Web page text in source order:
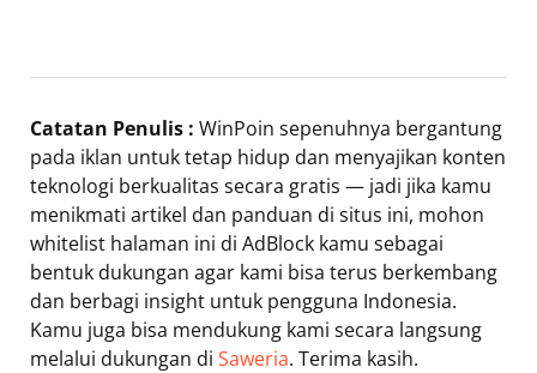
Catatan Penulis : WinPoin sepenuhnya bergantung
pada iklan untuk tetap hidup dan menyajikan konten
teknologi berkualitas secara gratis — jadi jika kamu
menikmati artikel dan panduan di situs ini, mohon
whitelist halaman ini di AdBlock kamu sebagai
bentuk dukungan agar kami bisa terus berkembang
dan berbagi insight untuk pengguna Indonesia.
Kamu juga bisa mendukung kami secara langsung
melalui dukungan di Saweria. Terima kasih.